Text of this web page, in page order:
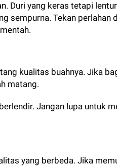
Duri yang keras tetapi
sempurna. Tekan perlahan
kualitas buahnya. Jika
matang.
Jangan lupa untuk
yang berbeda. Jika